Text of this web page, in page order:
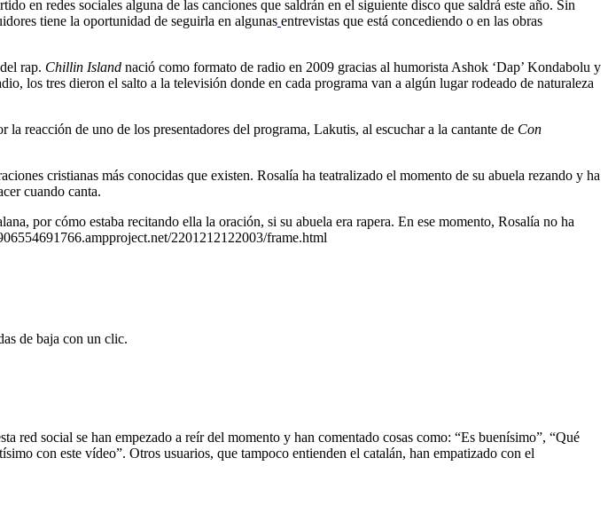
en redes sociales alguna de las canciones que saldrán en el siguiente disco que saldrá este año. Sin
tiene la oportunidad de seguirla en algunas entrevistas que está concediendo o en las obras
rap. Chillin Island nació como formato de radio en 2009 gracias al humorista Ashok ‘Dap’ Kondabolu y
los tres dieron el salto a la televisión donde en cada programa van a algún lugar rodeado de naturaleza
la reacción de uno de los presentadores del programa, Lakutis, al escuchar a la cantante de Con
cristianas más conocidas que existen. Rosalía ha teatralizado el momento de su abuela rezando y ha
cuando canta.
por cómo estaba recitando ella la oración, si su abuela era rapera. En ese momento, Rosalía no ha
2201212122003/frame.html
de baja con un clic.
red social se han empezado a reír del momento y han comentado cosas como: “Es buenísimo”, “Qué
con este vídeo”. Otros usuarios, que tampoco entienden el catalán, han empatizado con el